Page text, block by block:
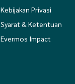
Kebijakan Privasi
Syarat & Ketentuan
Evermos Impact